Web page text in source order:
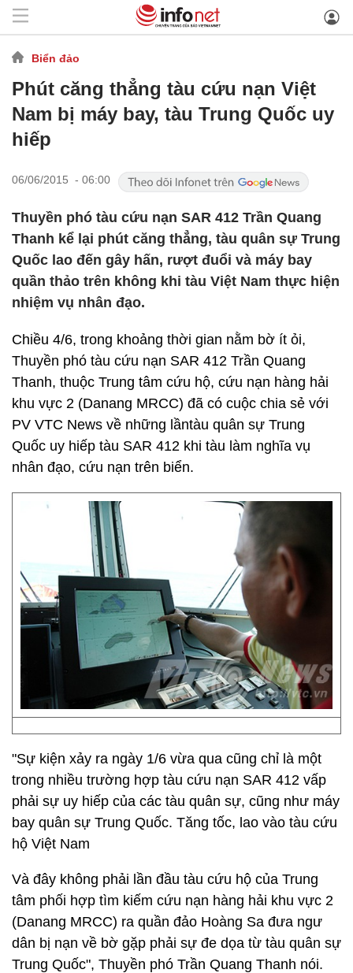
Biển đảo
Phút căng thẳng tàu cứu nạn Việt
Nam bị máy bay, tàu Trung Quốc uy
hiếp
06/06/2015 - 06:00
Thuyền phó tàu cứu nạn SAR 412 Trần Quang
Thanh kể lại phút căng thẳng, tàu quân sự Trung
Quốc lao đến gây hấn, rượt đuổi và máy bay
quần thảo trên không khi tàu Việt Nam thực hiện
nhiệm vụ nhân đạo.
Chiều 4/6, trong khoảng thời gian nằm bờ ít ỏi,
Thuyền phó tàu cứu nạn SAR 412 Trần Quang
Thanh, thuộc Trung tâm cứu hộ, cứu nạn hàng hải
khu vực 2 (Danang MRCC) đã có cuộc chia sẻ với
PV VTC News về những lầntàu quân sự Trung
Quốc uy hiếp tàu SAR 412 khi tàu làm nghĩa vụ
nhân đạo, cứu nạn trên biển.
"Sự kiện xảy ra ngày 1/6 vừa qua cũng chỉ là một
trong nhiều trường hợp tàu cứu nạn SAR 412 vấp
phải sự uy hiếp của các tàu quân sự, cũng như máy
bay quân sự Trung Quốc. Tăng tốc, lao vào tàu cứu
hộ Việt Nam
Và đây không phải lần đầu tàu cứu hộ của Trung
tâm phối hợp tìm kiếm cứu nạn hàng hải khu vực 2
(Danang MRCC) ra quần đảo Hoàng Sa đưa ngư
dân bị nạn về bờ gặp phải sự đe dọa từ tàu quân sự
Trung Quốc", Thuyền phó Trần Quang Thanh nói.